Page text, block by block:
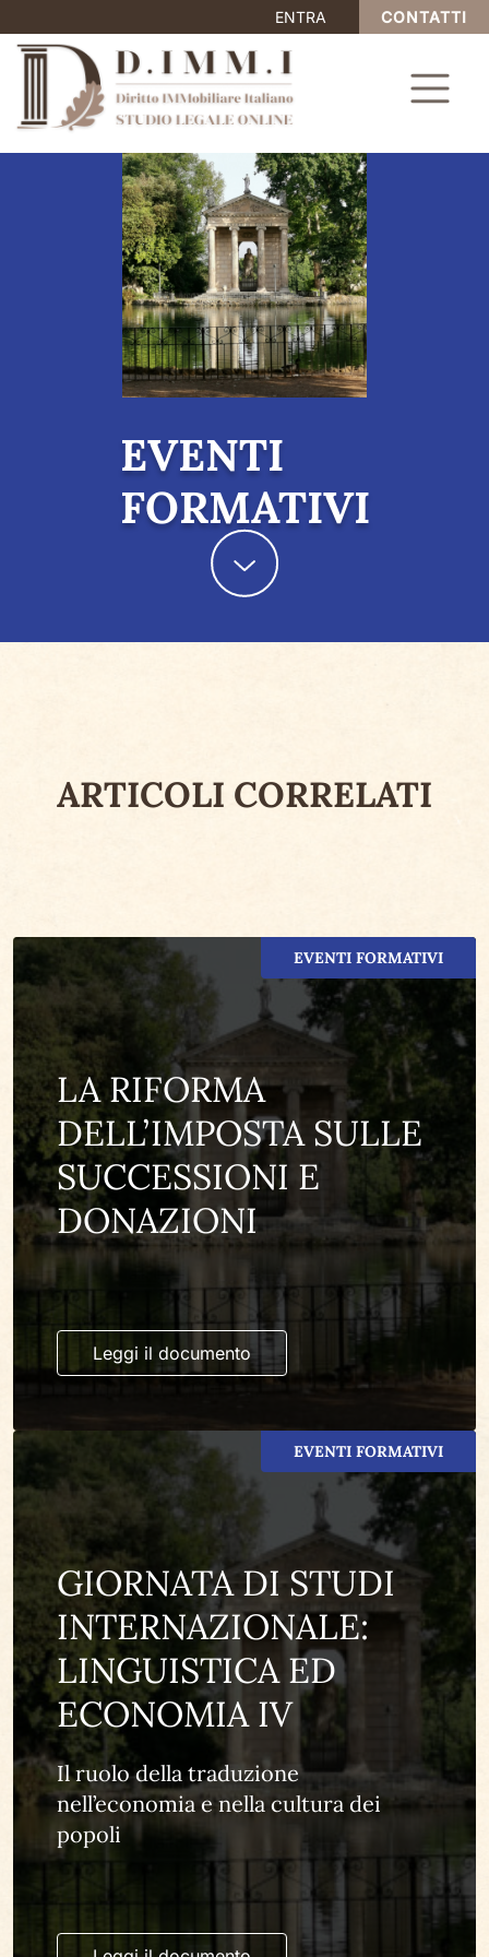
ENTRA CONTATTI
EVENTI
FORMATIVI
ARTICOLI CORRELATI
EVENTI FORMATIVI
LA RIFORMA
DELL’IMPOSTA SULLE
SUCCESSIONI E
DONAZIONI
Leggi il documento
EVENTI FORMATIVI
GIORNATA DI STUDI
INTERNAZIONALE:
LINGUISTICA ED
ECONOMIA IV
Il ruolo della traduzione
nell’economia e nella cultura dei
popoli